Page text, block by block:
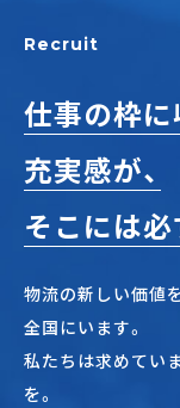
Recruit
仕事の枠
充実感が、
そこには必
物流の新しい価値
全国にいます。
私たちは求めてい
を。